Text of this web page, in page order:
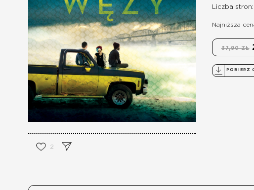
2
Liczba stron:
Najniższa
37,90 ZŁ
POBIERZ